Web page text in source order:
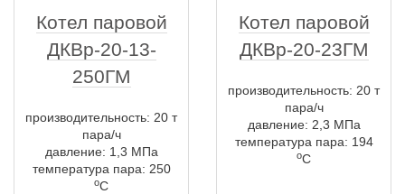
Котел паровой
ДКВр-20-13-
250ГМ
производительность: 20 т
пара/ч
давление: 1,3 МПа
температура пара: 250
оС
Котел паровой
ДКВр-20-23ГМ
производительность: 20 т
пара/ч
давление: 2,3 МПа
температура пара: 194
оС